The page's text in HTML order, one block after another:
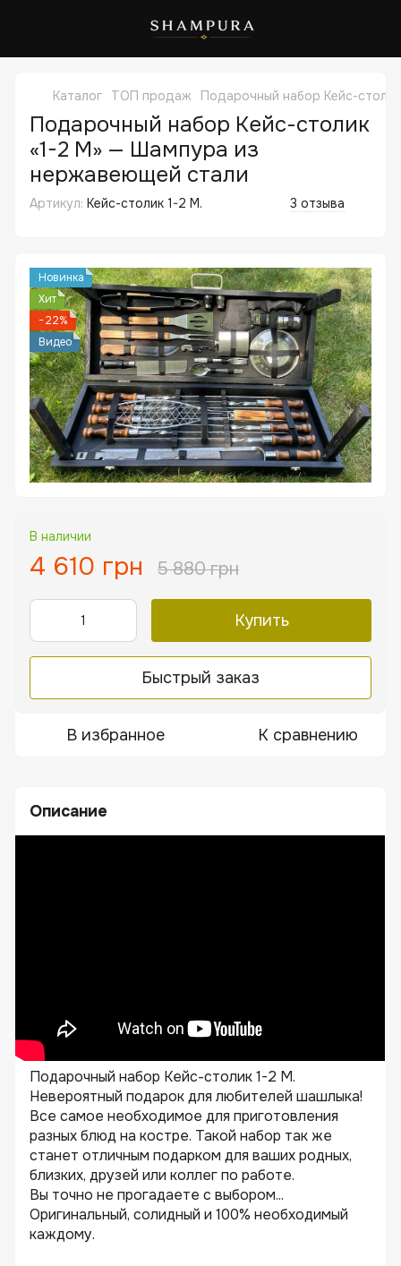
Каталог ТОП продаж Подарочный набор Кейс-
Подарочный набор Кейс-столик
«1-2 M» — Шампура из
нержавеющей стали
Артикул: Кейс-столик 1-2 M. 3 отзыва
Новинка
Хит
−22%
Видео
В наличии
4 610 грн 5 880 грн
Купить
Быстрый заказ
В избранное К сравнению
Описание
Подарочный набор Кейс-столик 1-2 M.
Невероятный подарок для любителей шашлыка!
Все самое необходимое для приготовления
разных блюд на костре. Такой набор так же
станет отличным подарком для ваших родных,
близких, друзей или коллег по работе.
Вы точно не прогадаете с выбором...
Оригинальный, солидный и 100% необходимый
каждому.